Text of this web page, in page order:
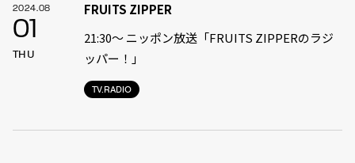
2024.08
01
THU
TV.RADIO
FRUITS ZIPPER
21:30〜 ニッポン放送「FRUITS ZIPPERのラジ
ッパー！」